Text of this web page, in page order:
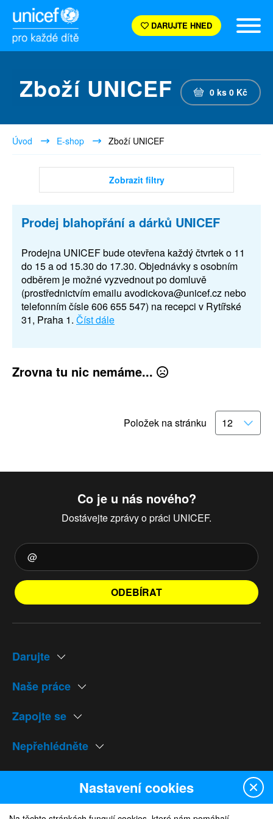
DARUJTE HNED
Zboží UNICEF 0 ks 0 Kč
Úvod E-shop Zboží UNICEF
Zobrazit filtry
Prodej blahopřání a dárků UNICEF
Prodejna UNICEF bude otevřena každý čtvrtek o 11
do 15 a od 15.30 do 17.30. Objednávky s osobním
odběrem je možné vyzvednout po domluvě
(prostřednictvím emailu avodickova@unicef.cz nebo
telefonním čísle 606 655 547) na recepci v Rytířské
31, Praha 1. Číst dále
Zrovna tu nic nemáme...
Položek na stránku
Co je u nás nového?
Dostávejte zprávy o práci UNICEF.
ODEBÍRAT
Darujte
Naše práce
Zapojte se
Nepřehlédněte
Naše weby
Nastavení cookies